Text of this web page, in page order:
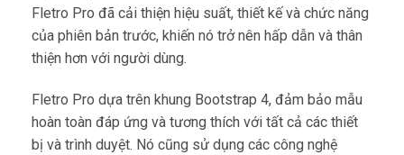
Fletro Pro đã cải thiện hiệu suất, thiết kế và chức năng
của phiên bản trước, khiến nó trở nên hấp dẫn và thân
thiện hơn với người dùng.
Fletro Pro dựa trên khung Bootstrap 4, đảm bảo mẫu
hoàn toàn đáp ứng và tương thích với tất cả các thiết
bị và trình duyệt. Nó cũng sử dụng các công nghệ